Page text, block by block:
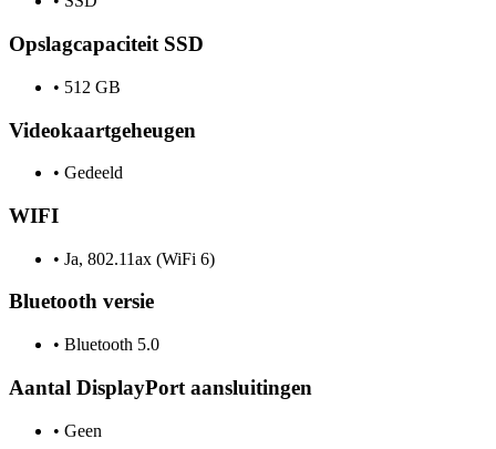
Opslagcapaciteit SSD
• 512 GB
Videokaartgeheugen
• Gedeeld
WIFI
• Ja, 802.11ax (WiFi 6)
Bluetooth versie
• Bluetooth 5.0
Aantal DisplayPort aansluitingen
• Geen